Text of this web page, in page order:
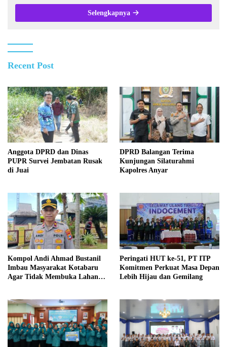
Selengkapnya
Recent Post
Anggota DPRD dan Dinas
PUPR Survei Jembatan Rusak
di Juai
DPRD Balangan Terima
Kunjungan Silaturahmi
Kapolres Anyar
Kompol Andi Ahmad Bustanil
Imbau Masyarakat Kotabaru
Agar Tidak Membuka Lahan
Peringati HUT ke-51, PT ITP
Komitmen Perkuat Masa Depan
Lebih Hijau dan Gemilang